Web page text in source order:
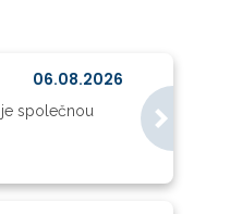
06.08.2026
společnou